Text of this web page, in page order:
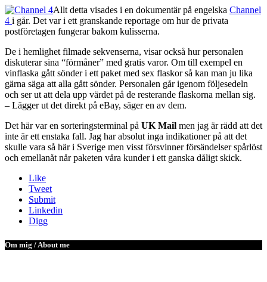
Allt detta visades i en dokumentär på engelska Channel
4 i går. Det var i ett granskande reportage om hur de privata
postföretagen fungerar bakom kulisserna.
De i hemlighet filmade sekvenserna, visar också hur personalen
diskuterar sina “förmåner” med gratis varor. Om till exempel en
vinflaska gått sönder i ett paket med sex flaskor så kan man ju lika
gärna säga att alla gått sönder. Personalen går igenom följesedeln
och ser ut att dela upp värdet på de resterande flaskorna mellan sig.
– Lägger ut det direkt på eBay, säger en av dem.
Det här var en sorteringsterminal på UK Mail men jag är rädd att det
inte är ett enstaka fall. Jag har absolut inga indikationer på att det
skulle vara så här i Sverige men visst försvinner försändelser spårlöst
och emellanåt når paketen våra kunder i ett ganska dåligt skick.
Like
Tweet
Submit
Linkedin
Digg
Om mig / About me